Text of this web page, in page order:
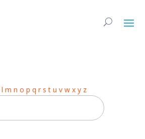
l m n o p q r st u v w x y z